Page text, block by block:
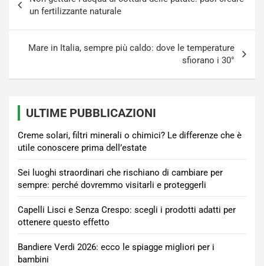
articoli
un fertilizzante naturale
Mare in Italia, sempre più caldo: dove le temperature
sfiorano i 30°
ULTIME PUBBLICAZIONI
Creme solari, filtri minerali o chimici? Le differenze che è
utile conoscere prima dell’estate
Sei luoghi straordinari che rischiano di cambiare per
sempre: perché dovremmo visitarli e proteggerli
Capelli Lisci e Senza Crespo: scegli i prodotti adatti per
ottenere questo effetto
Bandiere Verdi 2026: ecco le spiagge migliori per i
bambini